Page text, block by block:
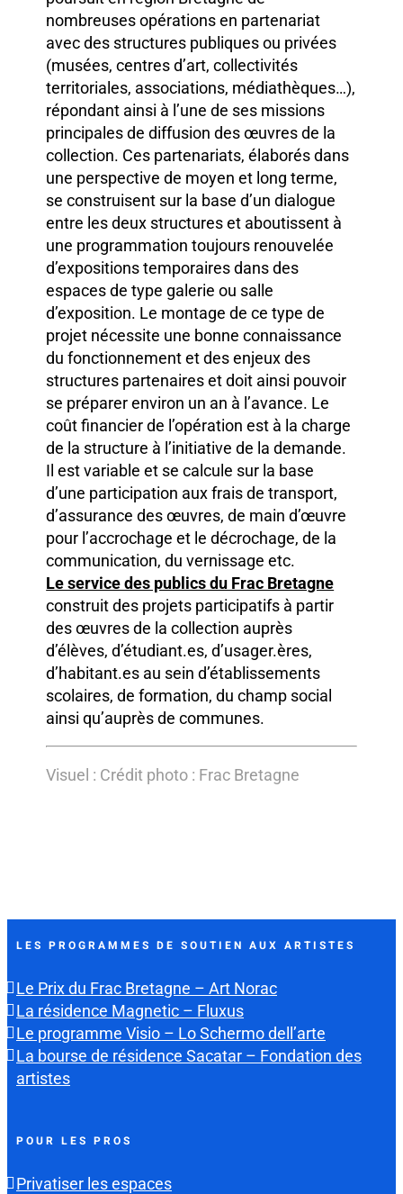
nombreuses opérations en partenariat
avec des structures publiques ou privées
(musées, centres d’art, collectivités
territoriales, associations, médiathèques…),
répondant ainsi à l’une de ses missions
principales de diffusion des œuvres de la
collection. Ces partenariats, élaborés dans
une perspective de moyen et long terme,
se construisent sur la base d’un dialogue
entre les deux structures et aboutissent à
une programmation toujours renouvelée
d’expositions temporaires dans des
espaces de type galerie ou salle
d’exposition. Le montage de ce type de
projet nécessite une bonne connaissance
du fonctionnement et des enjeux des
structures partenaires et doit ainsi pouvoir
se préparer environ un an à l’avance. Le
coût financier de l’opération est à la charge
de la structure à l’initiative de la demande.
Il est variable et se calcule sur la base
d’une participation aux frais de transport,
d’assurance des œuvres, de main d’œuvre
pour l’accrochage et le décrochage, de la
communication, du vernissage etc.
Le service des publics du Frac Bretagne
construit des projets participatifs à partir
des œuvres de la collection auprès
d’élèves, d’étudiant.es, d’usager.ères,
d’habitant.es au sein d’établissements
scolaires, de formation, du champ social
ainsi qu’auprès de communes.
Visuel : Crédit photo : Frac Bretagne
LES PROGRAMMES DE SOUTIEN AUX ARTISTES
Le Prix du Frac Bretagne – Art Norac
La résidence Magnetic – Fluxus
Le programme Visio – Lo Schermo dell’arte
La bourse de résidence Sacatar – Fondation des
artistes
POUR LES PROS
Privatiser les espaces